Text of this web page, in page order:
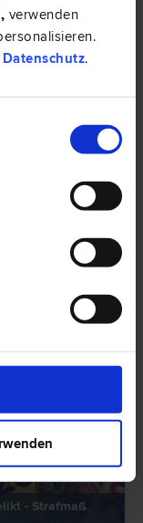
, verwenden
Datenschutz.
- Strafmaß